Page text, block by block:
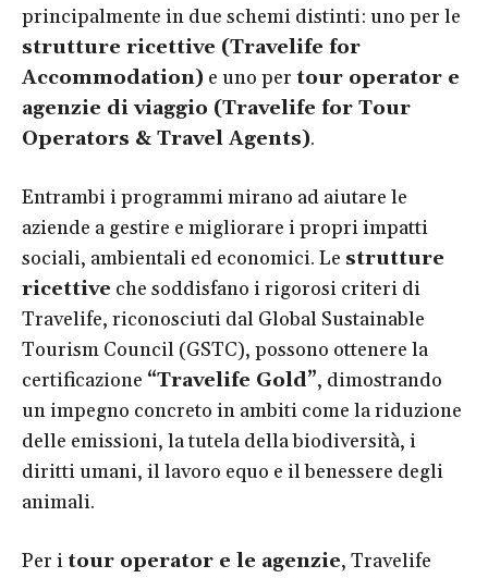
principalmente in due schemi distinti: uno per le
strutture ricettive (Travelife for
Accommodation) e uno per tour operator e
agenzie di viaggio (Travelife for Tour
Operators & Travel Agents).
Entrambi i programmi mirano ad aiutare le
aziende a gestire e migliorare i propri impatti
sociali, ambientali ed economici. Le strutture
ricettive che soddisfano i rigorosi criteri di
Travelife, riconosciuti dal Global Sustainable
Tourism Council (GSTC), possono ottenere la
certificazione “Travelife Gold”, dimostrando
un impegno concreto in ambiti come la riduzione
delle emissioni, la tutela della biodiversità, i
diritti umani, il lavoro equo e il benessere degli
animali.
Per i tour operator e le agenzie, Travelife